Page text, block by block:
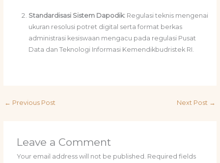
Standardisasi Sistem Dapodik:Regulasi teknis mengenai
ukuran resolusi potret digital serta format berkas
administrasi kesiswaan mengacu pada regulasi Pusat
Data dan Teknologi Informasi Kemendikbudristek RI.
← Previous Post Next Post →
Leave a Comment
Your email address will not be published. Required fields